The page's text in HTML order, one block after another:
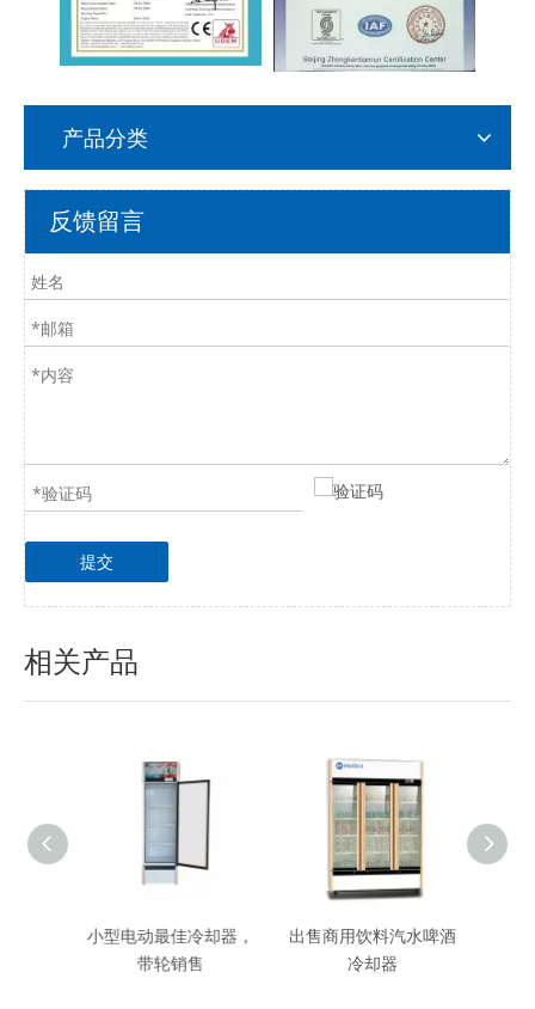
产品分类
反馈留言
提交
相关产品
小型电动最佳冷却器，
带轮销售
出售商用饮料汽水啤酒
冷却器